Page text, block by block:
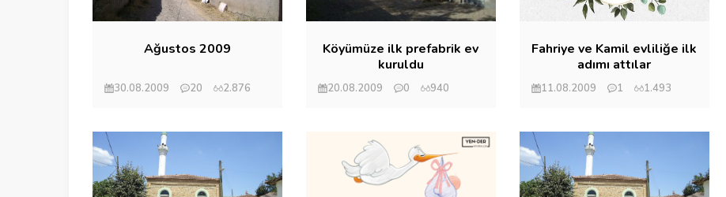
Ağustos 2009
30.08.2009 20
2.876
Köyümüze ilk prefabrik ev
kuruldu
20.08.2009 0
940
Fahriye ve Kamil evliliğe ilk
adımı attılar
11.08.2009 1
1.493